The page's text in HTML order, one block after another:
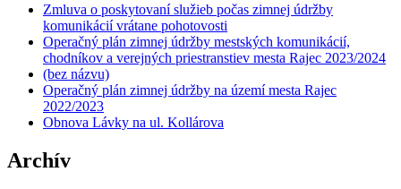
Zmluva o poskytovaní služieb počas zimnej údržby
komunikácií vrátane pohotovosti
Operačný plán zimnej údržby mestských komunikácií,
chodníkov a verejných priestranstiev mesta Rajec 2023/2024
(bez názvu)
Operačný plán zimnej údržby na území mesta Rajec
2022/2023
Obnova Lávky na ul. Kollárova
Archív